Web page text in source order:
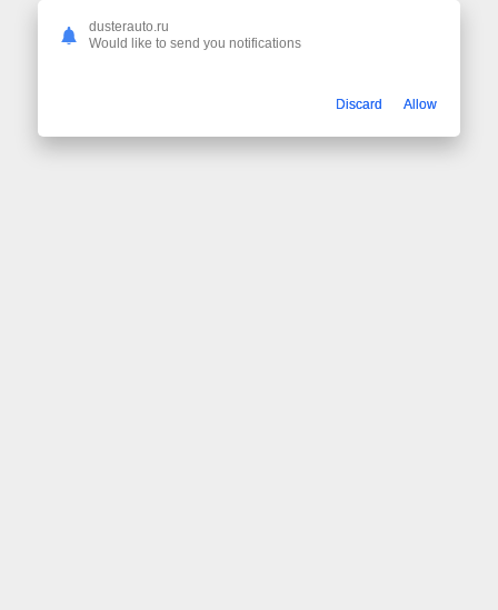
dusterauto.ru
Would like to send you notifications
Discard Allow